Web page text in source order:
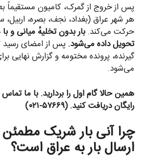
پس از خروج از گمرک، کامیون مستقیماً
هر شهر عراق (بغداد، نجف، بصره، اربیل،
حرکت می‌کند. بار بدون تخلیهٔ میانی و
تحویل داده می‌شود. پس از امضای
گیرنده، پرونده مختومه و گزارش نهایی
می‌شود.
همین حالا گام اول را بردارید. با ما
رایگان دریافت کنید. (۵۷۶۶۹-۰۲۱)
چرا آنی بار شریک
ارسال بار به عراق است؟